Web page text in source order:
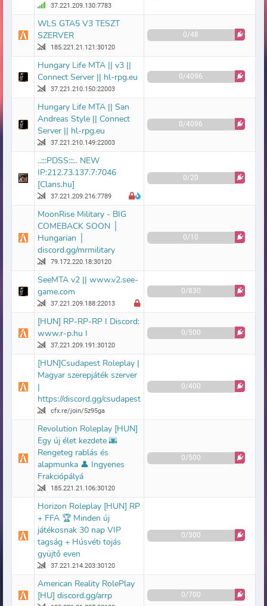
37.221.209.130:7783
WLS GTA5 V3 TESZT
SZERVER
185.221.21.121:30120
0/48
Hungary Life MTA || v3 ||
Connect Server || hl-rpg.eu
37.221.210.150:22003
0/4096
Hungary Life MTA || San
Andreas Style || Connect
Server || hl-rpg.eu
37.221.210.149:22003
0/4096
..:::PDSS:::.. NEW
IP:212.73.137.7:7046
[Clans.hu]
37.221.209.216:7789
0/20
MoonRise Military - BIG
COMEBACK SOON │
Hungarian │
discord.gg/mrmilitary
79.172.220.18:30120
0/10
SeeMTA v2 || www.v2.see-
game.com
37.221.209.188:22013
0/830
[HUN] RP-RP-RP I Discord:
www.r-p.hu I
37.221.209.191:30120
0/500
[HUN]Csudapest Roleplay |
Magyar szerepjáték szerver
|
https://discord.gg/csudapest
cfx.re/join/5z95ga
0/400
Revolution Roleplay [HUN]
Egy új élet kezdete 🌆
Rengeteg rablás és
alapmunka 👤 Ingyenes
Frakciópályá
185.221.21.106:30120
0/500
Horizon Roleplay [HUN] RP
+ FFA 🏆 Minden új
játékosnak 30 nap VIP
tagság + Húsvéti tojás
gyüjtő even
37.221.214.203:30120
0/300
American Reality RolePlay
[HU] discord.gg/arrp
0/700